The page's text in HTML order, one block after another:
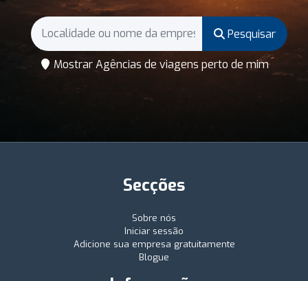
Pesquisar
Mostrar Agências de viagens perto de mim
Secções
Sobre nós
Iniciar sessão
Adicione sua empresa gratuitamente
Blogue